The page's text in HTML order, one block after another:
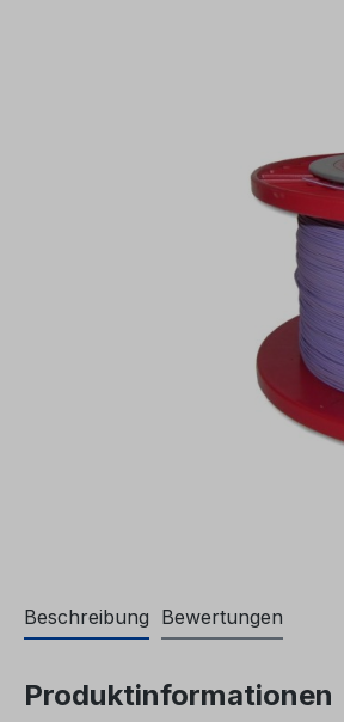
Beschreibung Bewertungen
Produktinformationen